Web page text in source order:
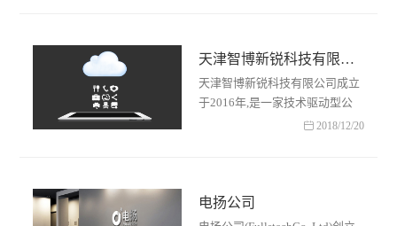
天津智博新锐科技有限公司
天津智博新锐科技有限公司成立
于2016年,是一家技术驱动型公
司.立足天津,服务全国,智博新锐
 2018/12/20
电扬公司